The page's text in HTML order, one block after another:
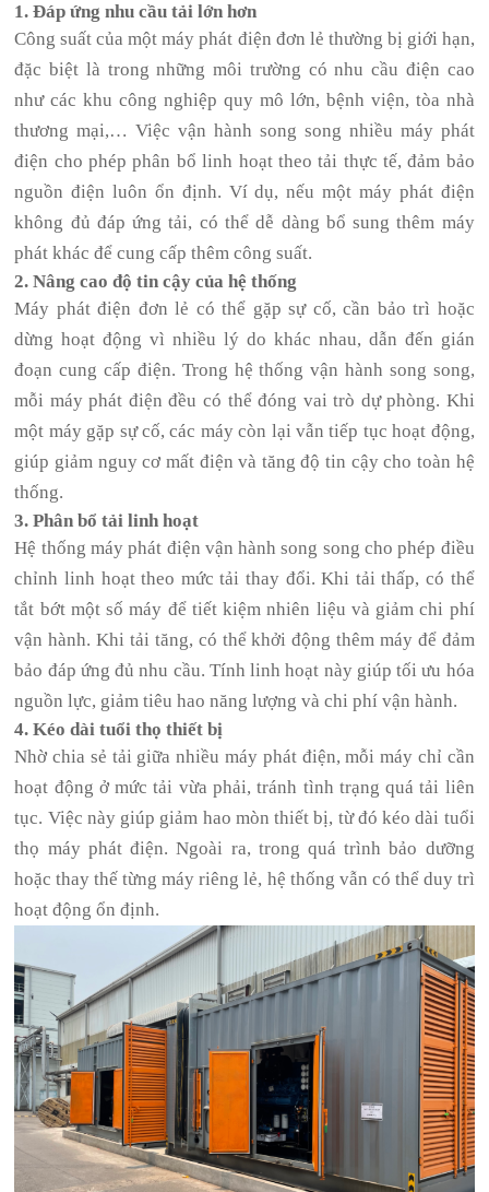
1. Đáp ứng nhu cầu tải lớn hơn
Công suất của một máy phát điện đơn lẻ thường bị giới hạn,
đặc biệt là trong những môi trường có nhu cầu điện cao
như các khu công nghiệp quy mô lớn, bệnh viện, tòa nhà
thương mại,… Việc vận hành song song nhiều máy phát
điện cho phép phân bổ linh hoạt theo tải thực tế, đảm bảo
nguồn điện luôn ổn định. Ví dụ, nếu một máy phát điện
không đủ đáp ứng tải, có thể dễ dàng bổ sung thêm máy
phát khác để cung cấp thêm công suất.
2. Nâng cao độ tin cậy của hệ thống
Máy phát điện đơn lẻ có thể gặp sự cố, cần bảo trì hoặc
dừng hoạt động vì nhiều lý do khác nhau, dẫn đến gián
đoạn cung cấp điện. Trong hệ thống vận hành song song,
mỗi máy phát điện đều có thể đóng vai trò dự phòng. Khi
một máy gặp sự cố, các máy còn lại vẫn tiếp tục hoạt động,
giúp giảm nguy cơ mất điện và tăng độ tin cậy cho toàn hệ
thống.
3. Phân bổ tải linh hoạt
Hệ thống máy phát điện vận hành song song cho phép điều
chỉnh linh hoạt theo mức tải thay đổi. Khi tải thấp, có thể
tắt bớt một số máy để tiết kiệm nhiên liệu và giảm chi phí
vận hành. Khi tải tăng, có thể khởi động thêm máy để đảm
bảo đáp ứng đủ nhu cầu. Tính linh hoạt này giúp tối ưu hóa
nguồn lực, giảm tiêu hao năng lượng và chi phí vận hành.
4. Kéo dài tuổi thọ thiết bị
Nhờ chia sẻ tải giữa nhiều máy phát điện, mỗi máy chỉ cần
hoạt động ở mức tải vừa phải, tránh tình trạng quá tải liên
tục. Việc này giúp giảm hao mòn thiết bị, từ đó kéo dài tuổi
thọ máy phát điện. Ngoài ra, trong quá trình bảo dưỡng
hoặc thay thế từng máy riêng lẻ, hệ thống vẫn có thể duy trì
hoạt động ổn định.